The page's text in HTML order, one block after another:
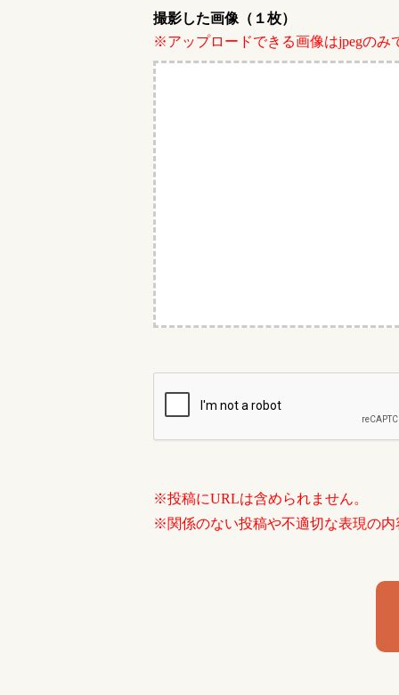
撮影した画像（１枚）
※アップロードできる画像はjpegのみ
※投稿にURLは含められません。
※関係のない投稿や不適切な表現の